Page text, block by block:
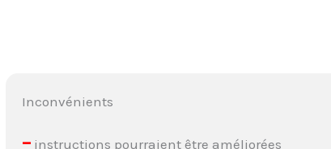
Inconvénients
– instructions pourraient être améliorées